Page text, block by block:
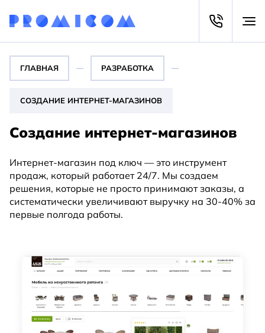
ГЛАВНАЯ РАЗРАБОТКА
СОЗДАНИЕ ИНТЕРНЕТ-МАГАЗИНОВ
Создание интернет-магазинов
Интернет-магазин под ключ — это инструмент
продаж, который работает 24/7. Мы создаем
решения, которые не просто принимают заказы, а
систематически увеличивают выручку на 30-40% за
первые полгода работы.